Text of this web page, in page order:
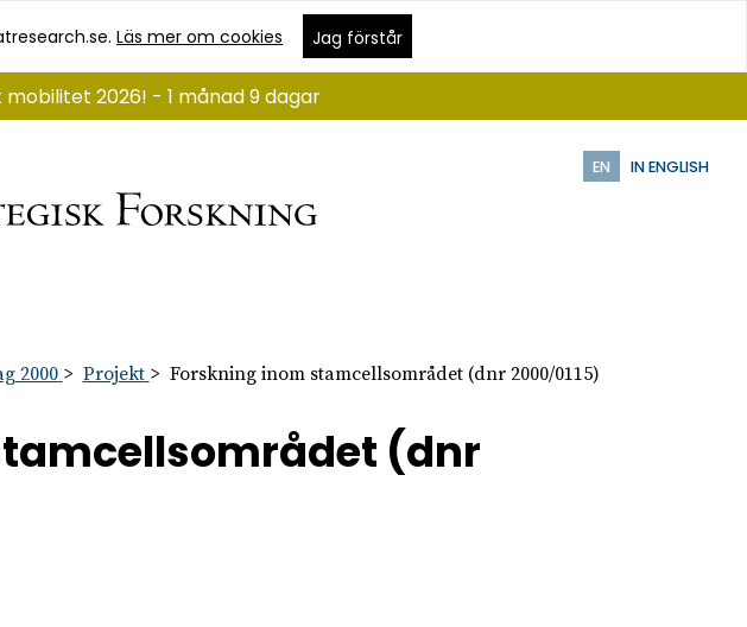
Läs mer om cookies Jag förstår
EN IN ENGLISH
2026! - 1 månad 9 dagar
2000 Projekt Forskning inom stamcellsområdet (dnr 2000/0115)
(dnr